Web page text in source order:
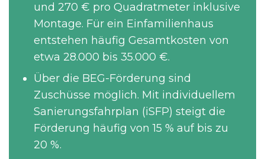
und 270 € pro Quadratmeter inklusive
Montage. Für ein Einfamilienhaus
entstehen häufig Gesamtkosten von
etwa 28.000 bis 35.000 €.
Über die BEG-Förderung sind
Zuschüsse möglich. Mit individuellem
Sanierungsfahrplan (iSFP) steigt die
Förderung häufig von 15 % auf bis zu
20 %.